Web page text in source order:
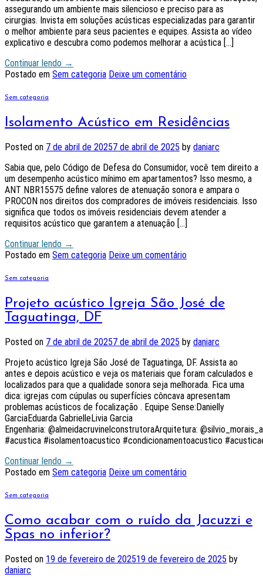
assegurando um ambiente mais silencioso e preciso para as
cirurgias. Invista em soluções acústicas especializadas para garantir
o melhor ambiente para seus pacientes e equipes. Assista ao vídeo
explicativo e descubra como podemos melhorar a acústica […]
Continuar lendo →
Postado em Sem categoria Deixe um comentário
Sem categoria
Isolamento Acústico em Residências
Posted on 7 de abril de 20257 de abril de 2025 by daniarc
Sabia que, pelo Código de Defesa do Consumidor, você tem direito a
um desempenho acústico mínimo em apartamentos? Isso mesmo, a
ANT NBR15575 define valores de atenuação sonora e ampara o
PROCON nos direitos dos compradores de imóveis residenciais. Isso
significa que todos os imóveis residenciais devem atender a
requisitos acústico que garantem a atenuação […]
Continuar lendo →
Postado em Sem categoria Deixe um comentário
Sem categoria
Projeto acústico Igreja São José de
Taguatinga, DF
Posted on 7 de abril de 20257 de abril de 2025 by daniarc
Projeto acústico Igreja São José de Taguatinga, DF. Assista ao
antes e depois acústico e veja os materiais que foram calculados e
localizados para que a qualidade sonora seja melhorada. Fica uma
dica: igrejas com cúpulas ou superfícies côncava apresentam
problemas acústicos de focalização . Equipe Sense:Danielly
GarciaEduarda GabrielleLivia Garcia
Engenharia: @almeidacruvinelconstrutoraArquitetura:
#acustica #isolamentoacustico #condicionamentoacustico
Continuar lendo →
Postado em Sem categoria Deixe um comentário
Sem categoria
Como acabar com o ruído da Jacuzzi e
Spas no inferior?
Posted on 19 de fevereiro de 202519 de fevereiro de 2025 by
daniarc